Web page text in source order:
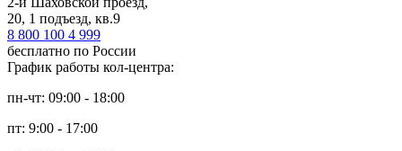
20, 1 подъезд, кв.9
8 800 100 4 999
бесплатно по России
График работы кол-центра:
пн-чт: 09:00 - 18:00
пт: 9:00 - 17:00